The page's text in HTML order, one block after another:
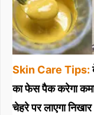
Skin Care Tips:
का फेस पैक करेगा
चेहरे पर लाएगा निखार